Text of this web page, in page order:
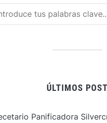
ÚLTIMOS POST
Panificadora